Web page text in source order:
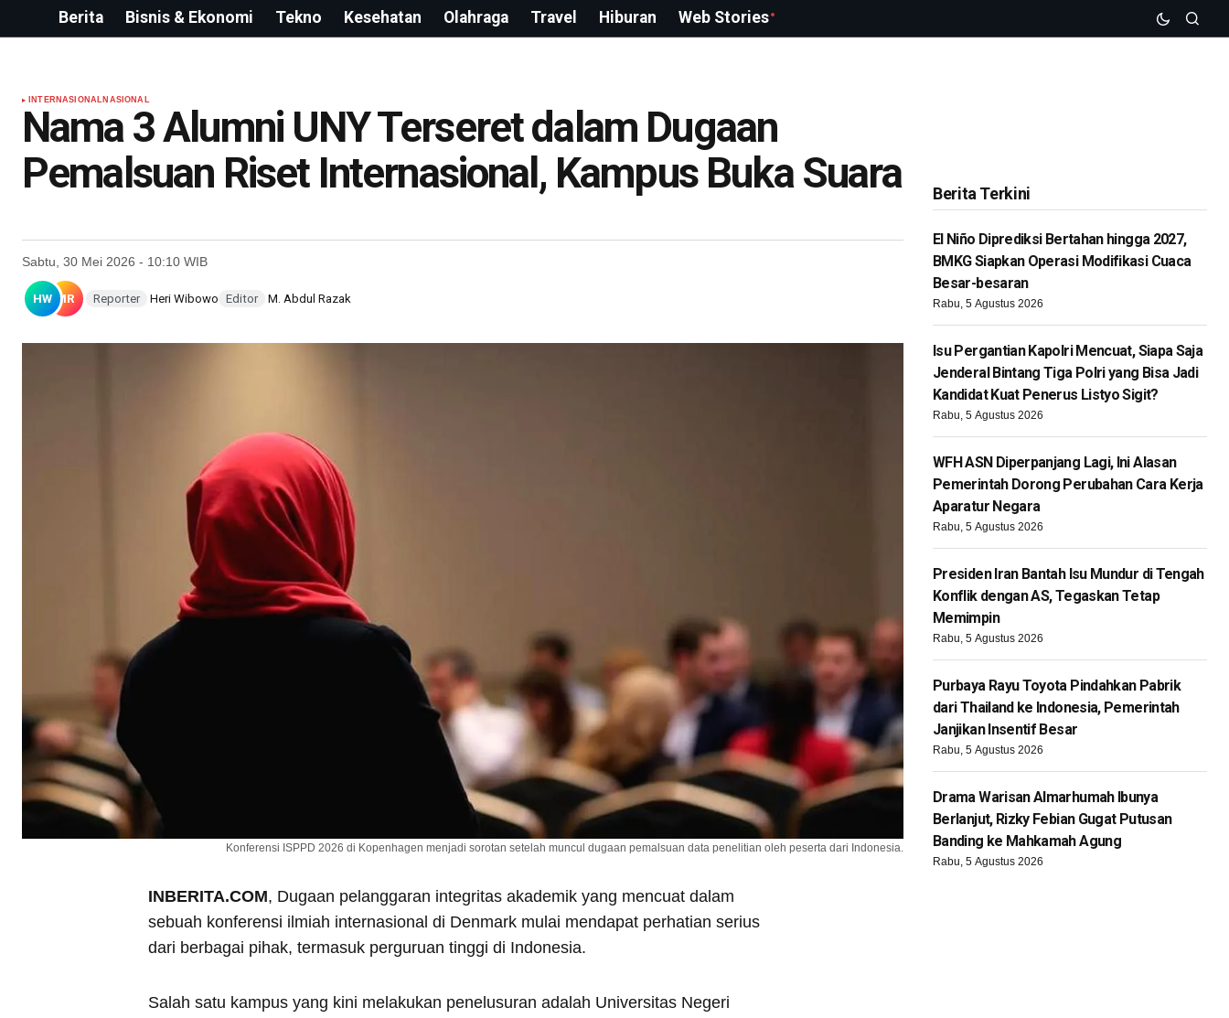
Berita Bisnis & Ekonomi Tekno Kesehatan Olahraga Travel Hiburan Web Stories
INTERNASIONALNASIONAL
Nama 3 Alumni UNY Terseret dalam Dugaan
Pemalsuan Riset Internasional, Kampus Buka Suara
Sabtu, 30 Mei 2026 - 10:10 WIB
HW MR Reporter Heri Wibowo Editor M. Abdul Razak
Konferensi ISPPD 2026 di Kopenhagen menjadi sorotan setelah muncul dugaan pemalsuan data penelitian oleh peserta dari Indonesia.
INBERITA.COM, Dugaan pelanggaran integritas akademik yang mencuat dalam
sebuah konferensi ilmiah internasional di Denmark mulai mendapat perhatian serius
dari berbagai pihak, termasuk perguruan tinggi di Indonesia.
Salah satu kampus yang kini melakukan penelusuran adalah Universitas Negeri
Berita Terkini
El Niño Diprediksi Bertahan hingga 2027,
BMKG Siapkan Operasi Modifikasi Cuaca
Besar-besaran
Rabu, 5 Agustus 2026
Isu Pergantian Kapolri Mencuat, Siapa Saja
Jenderal Bintang Tiga Polri yang Bisa Jadi
Kandidat Kuat Penerus Listyo Sigit?
Rabu, 5 Agustus 2026
WFH ASN Diperpanjang Lagi, Ini Alasan
Pemerintah Dorong Perubahan Cara Kerja
Aparatur Negara
Rabu, 5 Agustus 2026
Presiden Iran Bantah Isu Mundur di Tengah
Konflik dengan AS, Tegaskan Tetap
Memimpin
Rabu, 5 Agustus 2026
Purbaya Rayu Toyota Pindahkan Pabrik
dari Thailand ke Indonesia, Pemerintah
Janjikan Insentif Besar
Rabu, 5 Agustus 2026
Drama Warisan Almarhumah Ibunya
Berlanjut, Rizky Febian Gugat Putusan
Banding ke Mahkamah Agung
Rabu, 5 Agustus 2026